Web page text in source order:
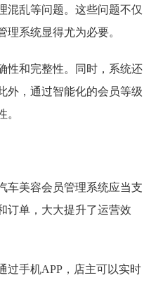
混乱等问题。这些问题不仅
系统显得尤为必要。
性和完整性。同时，系统还
外，通过智能化的会员等级
车美容会员管理系统应当支
订单，大大提升了运营效
过手机APP，店主可以实时